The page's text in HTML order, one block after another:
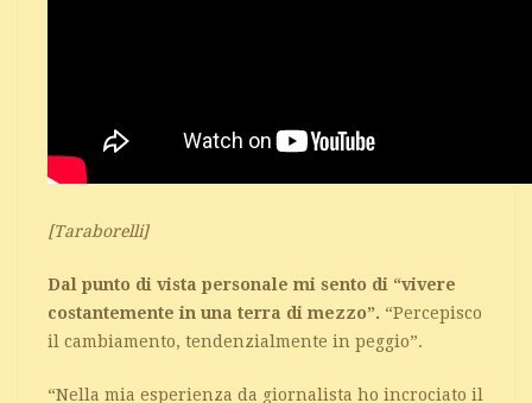
[Taraborelli]
Dal punto di vista personale mi sento di “vivere
costantemente in una terra di mezzo”. “Percepisco
il cambiamento, tendenzialmente in peggio”.
“Nella mia esperienza da giornalista ho incrociato il